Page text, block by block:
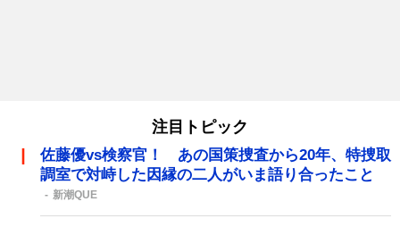
注目トピック
佐藤優vs検察官！ あの国策捜査から20年、特捜取
調室で対峙した因縁の二人がいま語り合ったこと
新潮QUE